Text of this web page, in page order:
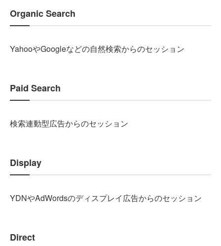
Organic Search
YahooやGoogleなどの自然検索からのセッション
Paid Search
検索連動型広告からのセッション
Display
YDNやAdWordsのディスプレイ広告からのセッション
Direct